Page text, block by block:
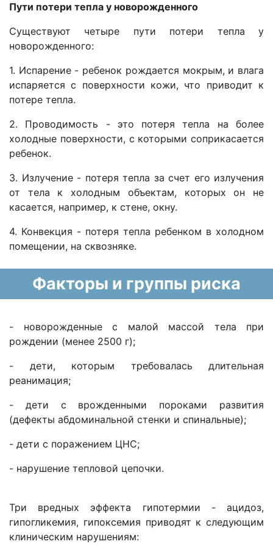
Пути потери тепла у новорожденного
Существуют четыре пути потери тепла у
новорожденного:
1. Испарение - ребенок рождается мокрым, и влага
испаряется с поверхности кожи, что приводит к
потере тепла.
2. Проводимость - это потеря тепла на более
холодные поверхности, с которыми соприкасается
ребенок.
3. Излучение - потеря тепла за счет его излучения
от тела к холодным объектам, которых он не
касается, например, к стене, окну.
4. Конвекция - потеря тепла ребенком в холодном
помещении, на сквозняке.
Факторы и группы риска
- новорожденные с малой массой тела при
рождении (менее 2500 г);
- дети, которым требовалась длительная
реанимация;
- дети с врожденными пороками развития
(дефекты абдоминальной стенки и спинальные);
- дети с поражением ЦНС;
- нарушение тепловой цепочки.
Три вредных эффекта гипотермии - ацидоз,
гипогликемия, гипоксемия приводят к следующим
клиническим нарушениям: